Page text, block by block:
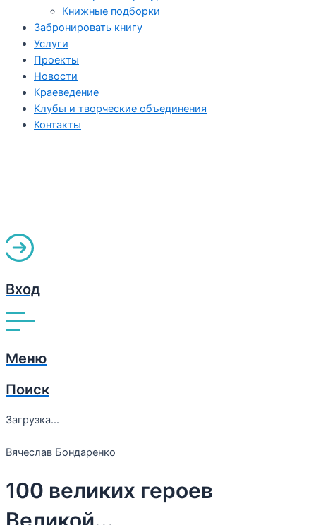
Книжные подборки
Забронировать книгу
Услуги
Проекты
Новости
Краеведение
Клубы и творческие объединения
Контакты
Вход
Меню
Поиск
Загрузка...
Вячеслав Бондаренко
100 великих героев
Великой...